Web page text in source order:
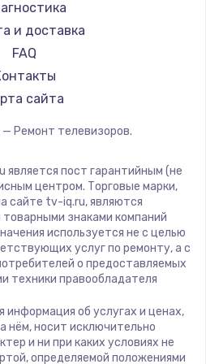
видеокарты
1600 руб.
питания
руб.
видеочипа
руб.
руб.
Hyundai
Doffler
Hiper
Grundig
HITACHI
Yandex
National
Tuvio
Nord
BenQ
и доставка
FAQ
сайта
— Ремонт телевизоров.
пост гарантийным (не
центром. Торговые марки,
сайте tv-iq.ru, являются
знаками компаний
используется не с целью
услуг по ремонту, а с
о предоставляемых
техники правообладателя
об услугах и ценах,
нём, носит исключительно
и ни при каких условиях не
определяемой положениями